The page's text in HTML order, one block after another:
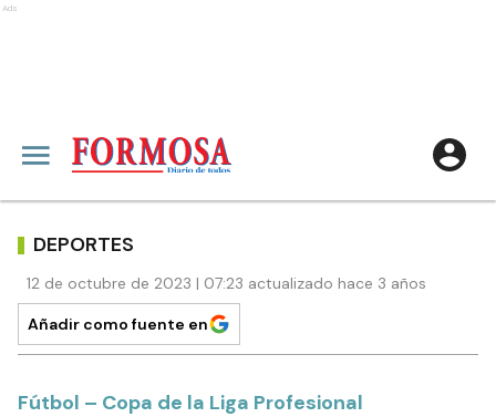
Ads
DEPORTES
12 de octubre de 2023 | 07:23 actualizado hace 3 años
Añadir como fuente en
Fútbol – Copa de la Liga Profesional